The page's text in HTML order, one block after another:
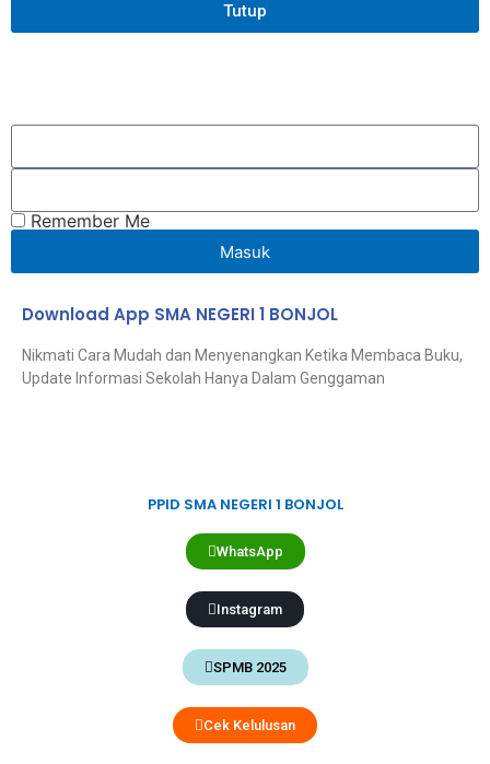
Tutup
Remember Me
Masuk
Download App SMA NEGERI 1 BONJOL
Nikmati Cara Mudah dan Menyenangkan Ketika Membaca Buku,
Update Informasi Sekolah Hanya Dalam Genggaman
PPID SMA NEGERI 1 BONJOL
WhatsApp
Instagram
SPMB 2025
Cek Kelulusan